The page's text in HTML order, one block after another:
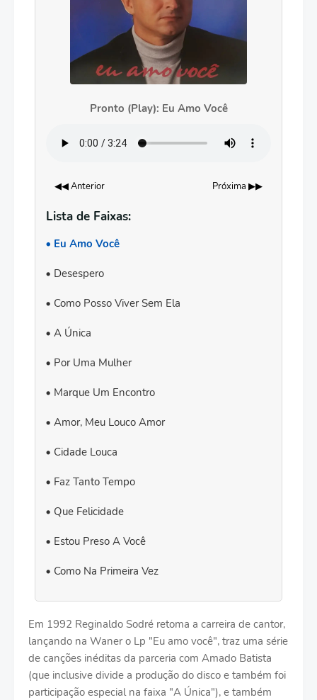
Pronto (Play): Eu Amo Você
◀◀ Anterior Próxima ▶▶
Lista de Faixas:
Eu Amo Você
Desespero
Como Posso Viver Sem Ela
A Única
Por Uma Mulher
Marque Um Encontro
Amor, Meu Louco Amor
Cidade Louca
Faz Tanto Tempo
Que Felicidade
Estou Preso A Você
Como Na Primeira Vez
Em 1992 Reginaldo Sodré retoma a carreira de cantor,
lançando na Waner o Lp "Eu amo você", traz uma série
de canções inéditas da parceria com Amado Batista
(que inclusive divide a produção do disco e também foi
participação especial na faixa "A Única"), e também